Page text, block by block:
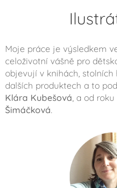
Moje práce je výsledkem
celoživotní vášně pro
objevují v knihách,
dalších produktech a to
Klára Kubešová , a od
Šimáčková.